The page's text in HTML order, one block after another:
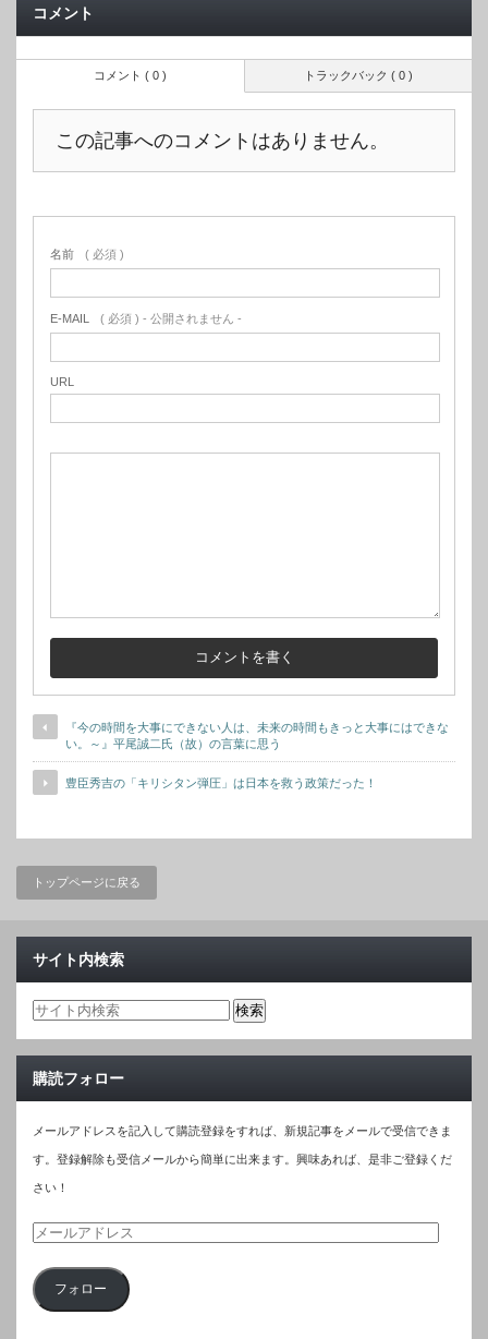
コメント
トラックバック ( 0 )
コメント ( 0 )
この記事へのコメントはありません。
名前 ( 必須 )
E-MAIL ( 必須 ) - 公開されません -
URL
『今の時間を大事にできない人は、未来の時間もきっと大事にはできな
い。～』平尾誠二氏（故）の言葉に思う
豊臣秀吉の「キリシタン弾圧」は日本を救う政策だった！
トップページに戻る
サイト内検索
購読フォロー
メールアドレスを記入して購読登録をすれば、新規記事をメールで受信できま
す。登録解除も受信メールから簡単に出来ます。興味あれば、是非ご登録くだ
さい！
メ
ル
フォロー